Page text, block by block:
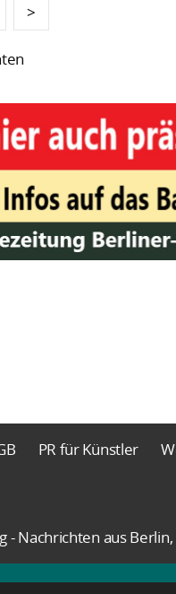
>
PR für Künstler
Nachrichten aus